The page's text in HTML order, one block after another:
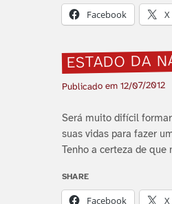
Facebook X
ESTADO DA
Publicado em 12/07/2012
Será muito difí­cil formar
suas vidas para fazer
Tenho a certeza de
SHARE
Facebook X